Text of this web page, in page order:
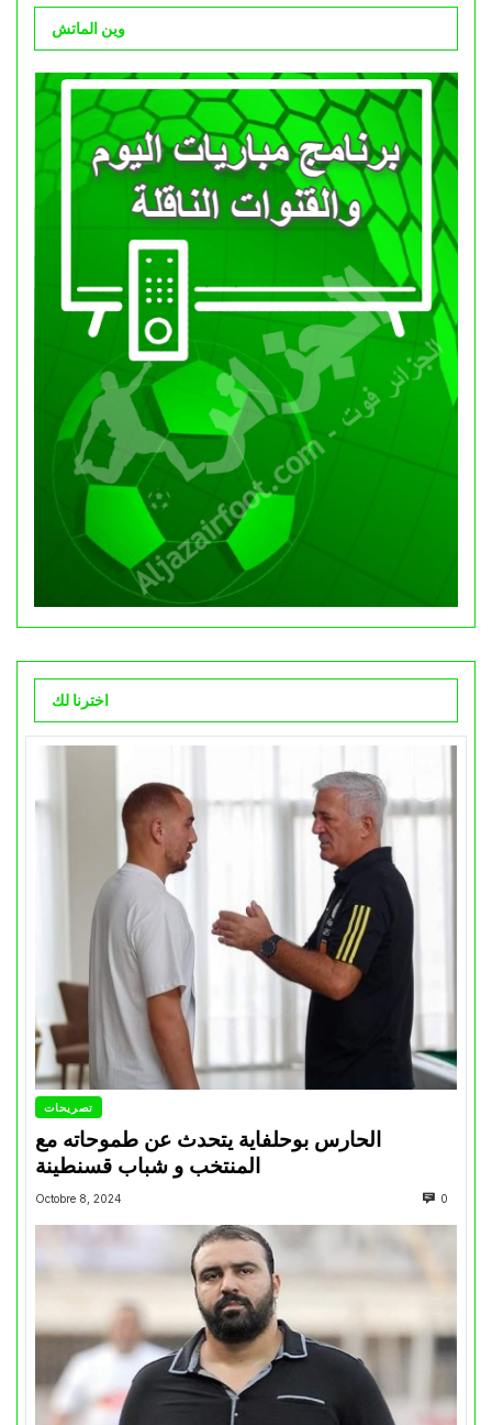
وين الماتش
اخترنا لك
تصريحات
الحارس بوحلفاية يتحدث عن طموحاته مع
المنتخب و شباب قسنطينة
Octobre 8, 2024 0